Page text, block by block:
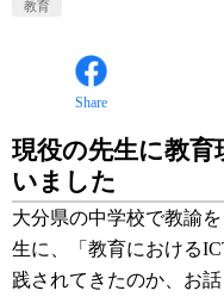
教育
Share
現役の先生に教
いました
大分県の中学校で教諭
生に、「教育における
践されてきたのか、お話